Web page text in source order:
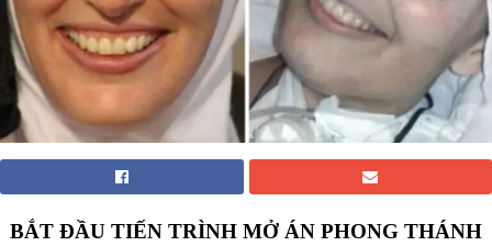
BẮT ĐẦU TIẾN TRÌNH MỞ ÁN PHONG THÁNH